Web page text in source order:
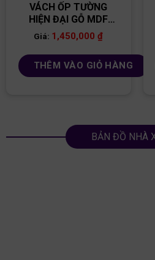
VÁCH ỐP TƯỜNG
HIỆN ĐẠI GỖ MDF
VNPN13
Giá: 1,450,000₫
THÊM VÀO GIỎ HÀNG
BẢN ĐỒ NHÀ